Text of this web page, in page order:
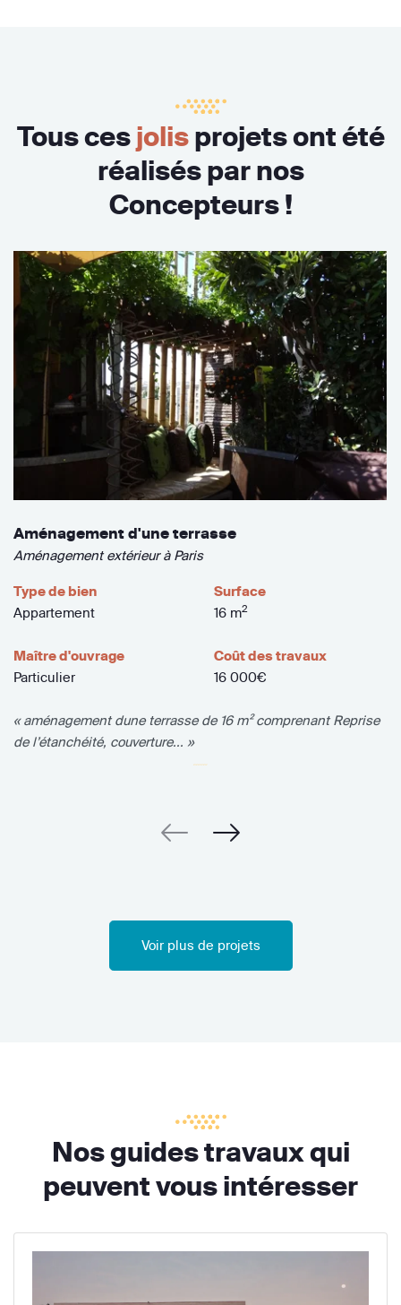
Tous cesjolisprojets ont été
réalisés par nos
Concepteurs !
Aménagement d'une terrasse
Aménagement extérieur à Paris
Type de bien
Appartement
Surface
16 m2
Maître d'ouvrage
Particulier
Coût des travaux
16 000€
« aménagement dune terrasse de 16 m² comprenant Reprise
de l’étanchéité, couverture... »
Voir plus de projets
Nos guides travaux qui
peuvent vous intéresser